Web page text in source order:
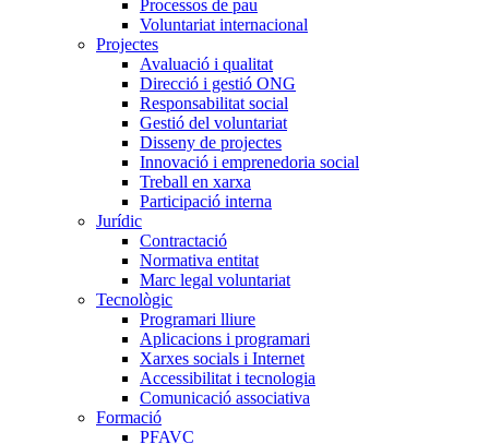
Processos de pau
Voluntariat internacional
Projectes
Avaluació i qualitat
Direcció i gestió ONG
Responsabilitat social
Gestió del voluntariat
Disseny de projectes
Innovació i emprenedoria social
Treball en xarxa
Participació interna
Jurídic
Contractació
Normativa entitat
Marc legal voluntariat
Tecnològic
Programari lliure
Aplicacions i programari
Xarxes socials i Internet
Accessibilitat i tecnologia
Comunicació associativa
Formació
PFAVC